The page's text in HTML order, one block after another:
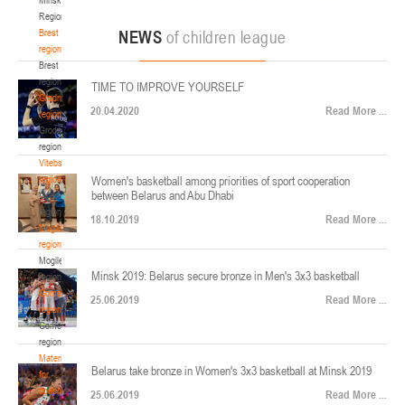
Region
Brest
region
Brest
region
Grodno
region
Grodno
region
Vitebsk
region
Vitebsk
region
Mogilev
region
Mogilev
region
Gomel
region
Gomel
region
Materials
for
coaches
ул. Ленинградская, 4
Минск
Финал четырех – юноши 2014-2015 гг.р., Дивизион 2, 22-24 апреля 2026 г., г.
Минск, ул. Стадионная, 3
U-12, девушки
V тур – девушки 2014-2015 гг.р., Дивизион 1, 17-19 апреля 2026 г., г. Гомель,
ул. Б.Хмельницкого, 118а
Минск
Финал 4-х – девушки 2010-2011 гг.р., Дивизион 2, 14-16 апреля 2026 г., г.
Минск, ул. Стадионная, 3
NEWS of children league
TIME TO IMPROVE YOURSELF
20.04.2020 Read More ...
Women's basketball among priorities of sport cooperation
between Belarus and Abu Dhabi
18.10.2019 Read More ...
Minsk 2019: Belarus secure bronze in Men's 3x3 basketball
25.06.2019 Read More ...
Belarus take bronze in Women's 3x3 basketball at Minsk 2019
25.06.2019 Read More ...